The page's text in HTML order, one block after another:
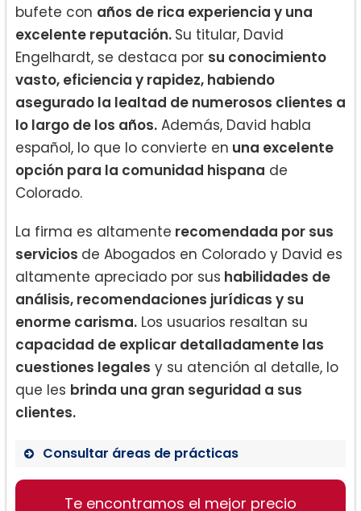
bufete con años de rica experiencia y una
excelente reputación. Su titular, David
Engelhardt, se destaca por su conocimiento
vasto, eficiencia y rapidez, habiendo
asegurado la lealtad de numerosos clientes a
lo largo de los años. Además, David habla
español, lo que lo convierte en una excelente
opción para la comunidad hispana de
Colorado.
La firma es altamente recomendada por sus
servicios de Abogados en Colorado y David es
altamente apreciado por sus habilidades de
análisis, recomendaciones jurídicas y su
enorme carisma. Los usuarios resaltan su
capacidad de explicar detalladamente las
cuestiones legales y su atención al detalle, lo
que les brinda una gran seguridad a sus
clientes.
Consultar áreas de prácticas
Registro de marcas
Te encontramos el mejor precio